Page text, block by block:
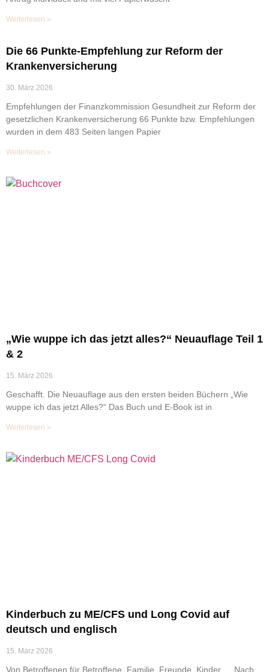
Weiterlesen »
Die 66 Punkte-Empfehlung zur Reform der
Krankenversicherung
30. März 2026
Empfehlungen der Finanzkommission Gesundheit zur Reform der
gesetzlichen Krankenversicherung 66 Punkte bzw. Empfehlungen
wurden in dem 483 Seiten langen Papier
Weiterlesen »
„Wie wuppe ich das jetzt alles?“ Neuauflage Teil 1
& 2
15. März 2026
Geschafft. Die Neuauflage aus den ersten beiden Büchern „Wie
wuppe ich das jetzt Alles?“ Das Buch und E-Book ist in
Weiterlesen »
Kinderbuch zu ME/CFS und Long Covid auf
deutsch und englisch
15. März 2026
Von Betroffenen für Betroffene, Familie, Freunde, Kinder … Nach